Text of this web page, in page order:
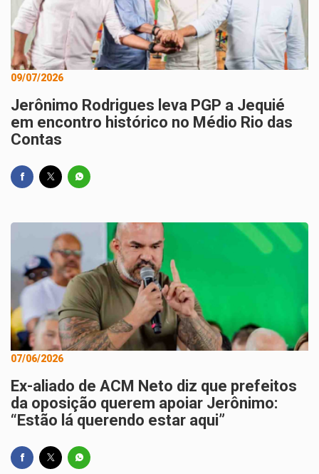
09/07/2026
Jerônimo Rodrigues leva PGP a Jequié
em encontro histórico no Médio Rio das
Contas
07/06/2026
Ex-aliado de ACM Neto diz que prefeitos
da oposição querem apoiar Jerônimo:
“Estão lá querendo estar aqui”